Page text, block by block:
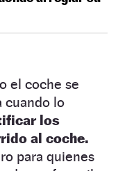
el coche se
cuando lo
los
al coche.
para quienes